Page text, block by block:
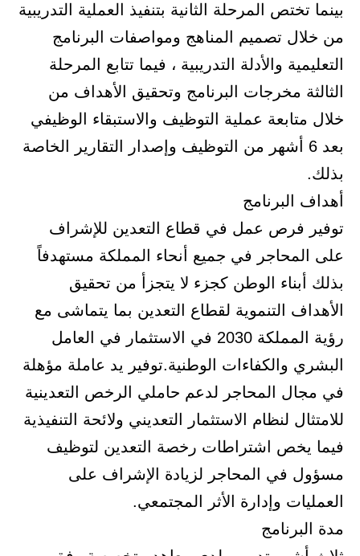
بينما تختص المرحلة الثانية بتنفيذ العملية التدريبية
من خلال تصميم المناهج ومواصفات البرنامج
التعليمية والأدلة التدريبية ، فيما تتابع المرحلة
الثالثة مخرجات البرنامج وتحقيق الأهداف من
خلال متابعة عملية التوظيف والاستبقاء الوظيفي
بعد 6 أشهر من التوظيف وإصدار التقارير الخاصة
بذلك.
أهداف البرنامج
توفير فرص عمل في قطاع التعدين للإشراف
على المحاجر في جميع أنحاء المملكة مستهدفاً
بذلك أبناء الوطن كجزء لا يتجزأ من تحقيق
الأهداف التنموية لقطاع التعدين بما يتماشى مع
رؤية المملكة 2030 في الاستثمار في العامل
البشري والكفاءات الوطنية.توفير يد عاملة مؤهلة
في مجال المحاجر لدعم حاملي الرخص التعدينية
للامتثال لنظام الاستثمار التعديني ولائحة التنفيذية
فيما يخص اشتراطات رخصة التعدين لتوظيف
مسؤول في المحاجر لزيادة الإشراف على
العمليات وإدارة الأثر المجتمعي.
مدة البرنامج